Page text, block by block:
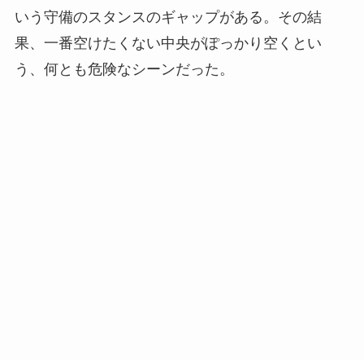
いう守備のスタンスのギャップがある。その結
果、一番空けたくない中央がぽっかり空くとい
う、何とも危険なシーンだった。